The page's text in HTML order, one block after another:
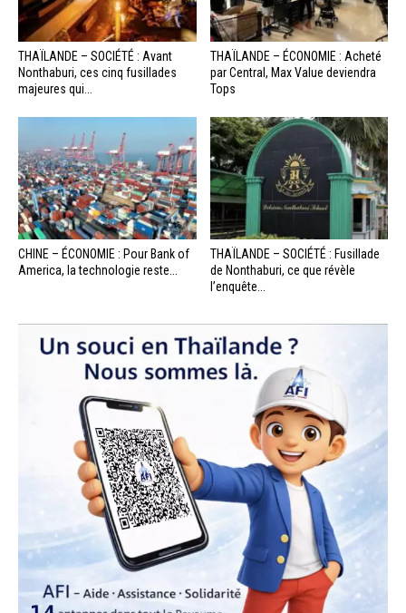
THAÏLANDE – SOCIÉTÉ : Avant
Nonthaburi, ces cinq fusillades
majeures qui...
THAÏLANDE – ÉCONOMIE : Acheté
par Central, Max Value deviendra
Tops
CHINE – ÉCONOMIE : Pour Bank of
America, la technologie reste...
THAÏLANDE – SOCIÉTÉ : Fusillade
de Nonthaburi, ce que révèle
l’enquête...